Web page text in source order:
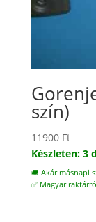
szín)
11900 Ft
Készleten: 3
🚚 Akár másnapi
✅ Magyar